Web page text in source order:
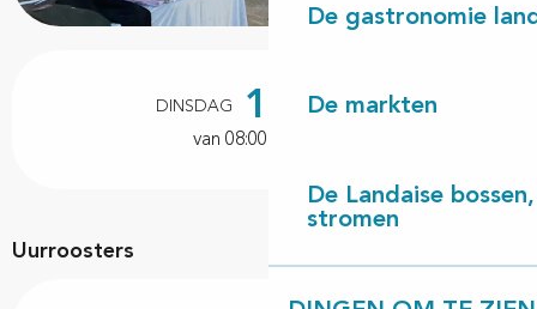
De gastronomie
De markten
De Landaise
stromen
DINSDAG 15 DECEMBER
van 08:00 tot 12:00
Uurroosters